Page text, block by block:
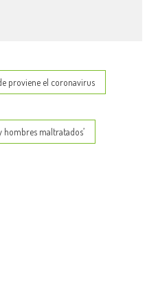
proviene el coronavirus
hombres maltratados’